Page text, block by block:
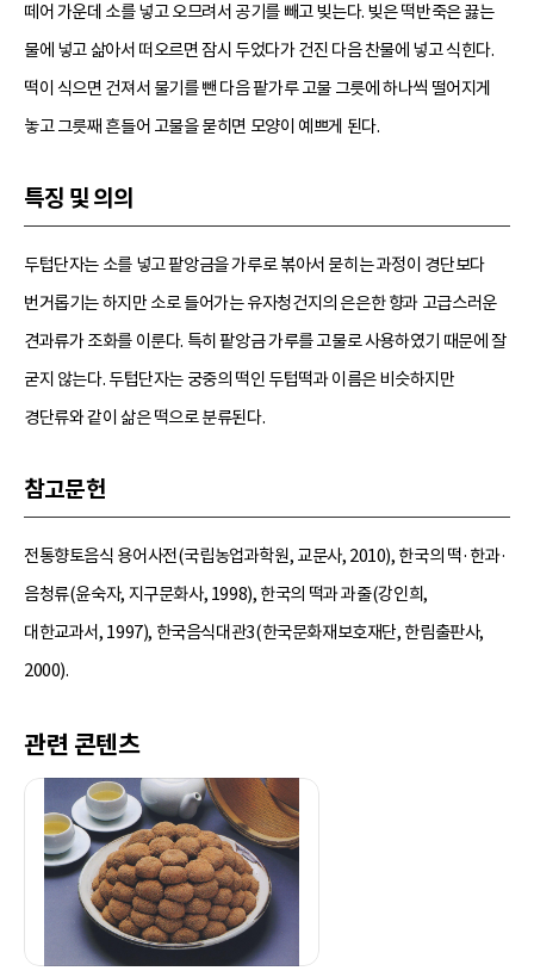
떼어 가운데 소를 넣고 오므려서 공기를 빼고 빚는다. 빚은 떡반죽은 끓는
물에 넣고 삶아서 떠오르면 잠시 두었다가 건진 다음 찬물에 넣고 식힌다.
떡이 식으면 건져서 물기를 뺀 다음 팥가루 고물 그릇에 하나씩 떨어지게
놓고 그릇째 흔들어 고물을 묻히면 모양이 예쁘게 된다.
특징 및 의의
두텁단자는 소를 넣고 팥앙금을 가루로 볶아서 묻히는 과정이 경단보다
번거롭기는 하지만 소로 들어가는 유자청건지의 은은한 향과 고급스러운
견과류가 조화를 이룬다. 특히 팥앙금 가루를 고물로 사용하였기 때문에 잘
굳지 않는다. 두텁단자는 궁중의 떡인 두텁떡과 이름은 비슷하지만
경단류와 같이 삶은 떡으로 분류된다.
참고문헌
전통향토음식 용어사전(국립농업과학원, 교문사, 2010), 한국의 떡·한과·
음청류(윤숙자, 지구문화사, 1998), 한국의 떡과 과줄(강인희,
대한교과서, 1997), 한국음식대관3(한국문화재보호재단, 한림출판사,
2000).
관련 콘텐츠